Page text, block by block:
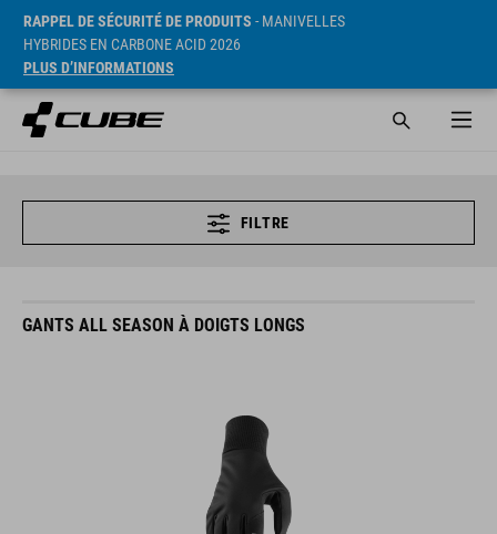
RAPPEL DE SÉCURITÉ DE PRODUITS - MANIVELLES
HYBRIDES EN CARBONE ACID 2026
PLUS D’INFORMATIONS
FILTRE
GANTS ALL SEASON À DOIGTS LONGS